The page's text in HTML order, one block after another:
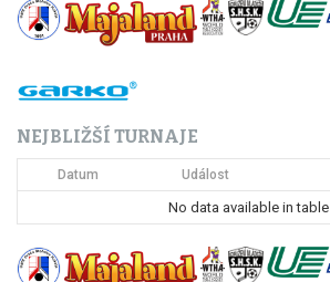
NEJBLIŽŠÍ TURNAJE
Datum Událost
No data available in table